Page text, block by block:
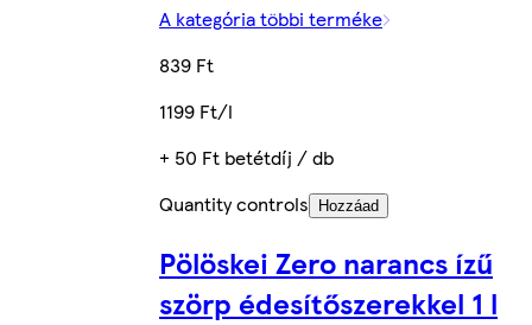
A kategória többi terméke
839 Ft
1199 Ft/l
+ 50 Ft betétdíj / db
Quantity controls
Hozzáad
Pölöskei Zero narancs ízű
szörp édesítőszerekkel 1 l